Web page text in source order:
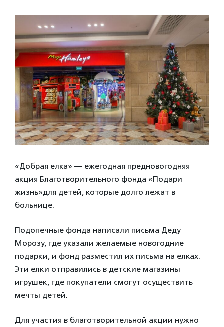
«Добрая елка» — ежегодная предновогодняя
акция Благотворительного фонда «Подари
жизнь»для детей, которые долго лежат в
больнице.
Подопечные фонда написали письма Деду
Морозу, где указали желаемые новогодние
подарки, и фонд разместил их письма на елках.
Эти елки отправились в детские магазины
игрушек, где покупатели смогут осуществить
мечты детей.
Для участия в благотворительной акции нужно